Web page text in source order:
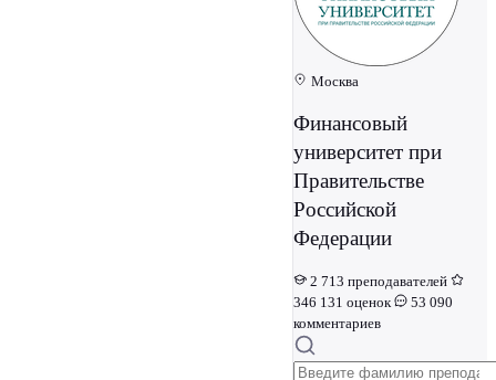
Москва
Финансовый
университет при
Правительстве
Российской
Федерации
2 713 преподавателей
346 131 оценок
53 090
комментариев